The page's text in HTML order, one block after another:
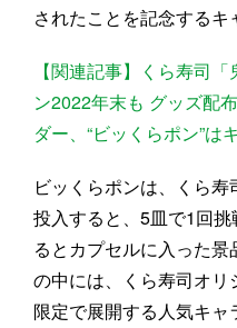
されたことを記念するキ
【関連記事】くら寿司
ン2022年末も グッズ配
ダー、“ビッくらポン”は
ビッくらポンは、くら
投入すると、5皿で1回
るとカプセルに入った
の中には、くら寿司オ
限定で展開する人気キ